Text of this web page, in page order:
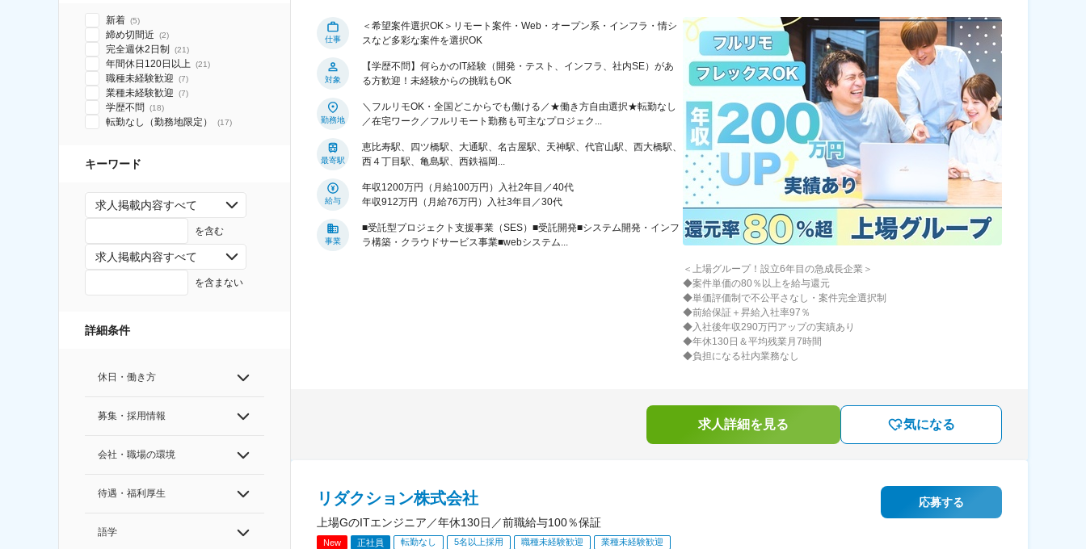
新着 (5)
締め切間近 (2)
完全週休2日制 (21)
年間休日120日以上 (21)
職種未経験歓迎 (7)
業種未経験歓迎 (7)
学歴不問 (18)
転勤なし（勤務地限定） (17)
キーワード
求人掲載内容すべて
を含む
求人掲載内容すべて
を含まない
詳細条件
休日・働き方
募集・採用情報
会社・職場の環境
待遇・福利厚生
語学
仕事
＜希望案件選択OK＞リモート案件・Web・オープン系・インフラ・情シ
スなど多彩な案件を選択OK
対象
【学歴不問】何らかのIT経験（開発・テスト、インフラ、社内SE）があ
る方歓迎！未経験からの挑戦もOK
勤務地
＼フルリモOK・全国どこからでも働ける／★働き方自由選択★転勤なし
／在宅ワーク／フルリモート勤務も可主なプロジェク...
最寄駅
恵比寿駅、四ツ橋駅、大通駅、名古屋駅、天神駅、代官山駅、西大橋駅、
西４丁目駅、亀島駅、西鉄福岡...
給与
年収1200万円（月給100万円）入社2年目／40代
年収912万円（月給76万円）入社3年目／30代
事業
■受託型プロジェクト支援事業（SES）■受託開発■システム開発・インフ
ラ構築・クラウドサービス事業■webシステム...
＜上場グループ！設立6年目の急成長企業＞
◆案件単価の80％以上を給与還元
◆単価評価制で不公平さなし・案件完全選択制
◆前給保証＋昇給入社率97％
◆入社後年収290万円アップの実績あり
◆年休130日＆平均残業月7時間
◆負担になる社内業務なし
求人詳細を見る 気になる
リダクション株式会社
上場GのITエンジニア／年休130日／前職給与100％保証
New 正社員 転勤なし 5名以上採用 職種未経験歓迎 業種未経験歓迎
応募する